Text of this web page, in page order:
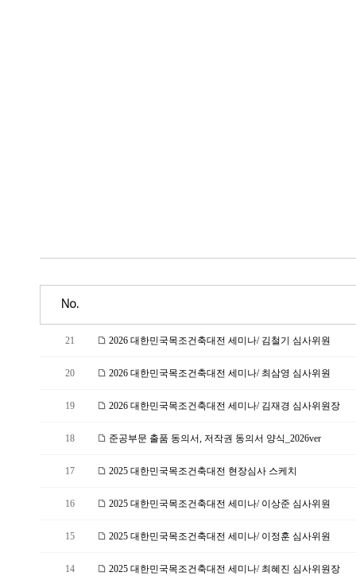
No.
21 2026 대한민국목조건축대전 세미나/ 김철기 심사위원
20 2026 대한민국목조건축대전 세미나/ 최삼영 심사위원
19 2026 대한민국목조건축대전 세미나/ 김재경 심사위원장
18 준공부문 출품 동의서, 저작권 동의서 양식_2026ver
17 2025 대한민국목조건축대전 현장심사 스케치
16 2025 대한민국목조건축대전 세미나/ 이상준 심사위원
15 2025 대한민국목조건축대전 세미나/ 이정훈 심사위원
14 2025 대한민국목조건축대전 세미나/ 최혜진 심사위원장